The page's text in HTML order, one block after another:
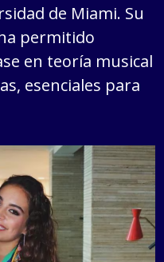
de Miami. Su
permitido
en teoría musical
esenciales para